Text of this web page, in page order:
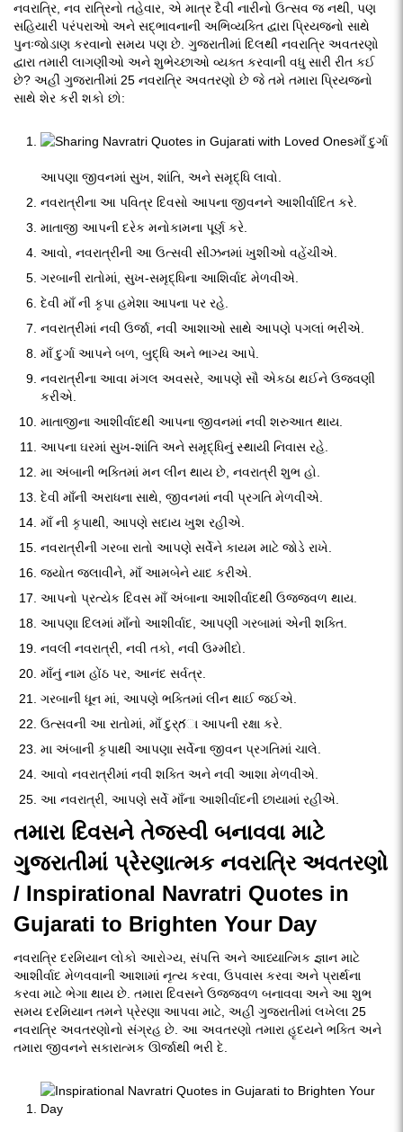
નવરાત્રિ, નવ રાત્રિનો તહેવાર, એ માત્ર દૈવી નારીનો ઉત્સવ જ નથી, પણ
સહિયારી પરંપરાઓ અને સદ્ભાવનાની અભિવ્યક્તિ દ્વારા પ્રિયજનો સાથે
પુનઃજોડાણ કરવાનો સમય પણ છે. ગુજરાતીમાં દિલથી નવરાત્રિ અવતરણો
દ્વારા તમારી લાગણીઓ અને શુભેચ્છાઓ વ્યક્ત કરવાની વધુ સારી રીત કઈ
છે? અહીં ગુજરાતીમાં 25 નવરાત્રિ અવતરણો છે જે તમે તમારા પ્રિયજનો
સાથે શેર કરી શકો છો:
માઁ દુર્ગા
આપણા જીવનમાં સુખ, શાંતિ, અને સમૃદ્ધિ લાવો.
નવરાત્રીના આ પવિત્ર દિવસો આપના જીવનને આશીર્વાદિત કરે.
માતાજી આપની દરેક મનોકામના પૂર્ણ કરે.
આવો, નવરાત્રીની આ ઉત્સવી સીઝનમાં ખુશીઓ વહેંચીએ.
ગરબાની રાતોમાં, સુખ-સમૃદ્ધિના આશિર્વાદ મેળવીએ.
દેવી માઁ ની કૃપા હમેશા આપના પર રહે.
નવરાત્રીમાં નવી ઉર્જા, નવી આશાઓ સાથે આપણે પગલાં ભરીએ.
માઁ દુર્ગા આપને બળ, બુદ્ધિ અને ભાગ્ય આપે.
નવરાત્રીના આવા મંગલ અવસરે, આપણે સૌ એકઠા થઈને ઉજવણી
કરીએ.
માતાજીના આશીર્વાદથી આપના જીવનમાં નવી શરુઆત થાય.
આપના ઘરમાં સુખ-શાંતિ અને સમૃદ્ધિનું સ્થાયી નિવાસ રહે.
મા અંબાની ભક્તિમાં મન લીન થાય છે, નવરાત્રી શુભ હો.
દેવી માઁની અરાધના સાથે, જીવનમાં નવી પ્રગતિ મેળવીએ.
માઁ ની કૃપાથી, આપણે સદાય ખુશ રહીએ.
નવરાત્રીની ગરબા રાતો આપણે સર્વેને કાયમ માટે જોડે રાખે.
જ્યોત જલાવીને, માઁ આમબેને યાદ કરીએ.
આપનો પ્રત્યેક દિવસ માઁ અંબાના આશીર્વાદથી ઉજ્જવળ થાય.
આપણા દિલમાં માઁનો આશીર્વાદ, આપણી ગરબામાં એની શક્તિ.
નવલી નવરાત્રી, નવી તકો, નવી ઉમ્મીદો.
માઁનું નામ હોંઠ પર, આનંદ સર્વત્ર.
ગરબાની ધૂન માં, આપણે ભક્તિમાં લીન થાઈ જઈએ.
ઉત્સવની આ રાતોમાં, માઁ દુર્గા આપની રક્ષા કરે.
મા અંબાની કૃપાથી આપણા સર્વેના જીવન પ્રગતિમાં ચાલે.
આવો નવરાત્રીમાં નવી શક્તિ અને નવી આશા મેળવીએ.
આ નવરાત્રી, આપણે સર્વે માઁના આશીર્વાદની છાયામાં રહીએ.
તમારા દિવસને તેજસ્વી બનાવવા માટે
ગુજરાતીમાં પ્રેરણાત્મક નવરાત્રિ અવતરણો
/ Inspirational Navratri Quotes in
Gujarati to Brighten Your Day
નવરાત્રિ દરમિયાન લોકો આરોગ્ય, સંપત્તિ અને આધ્યાત્મિક જ્ઞાન માટે
આશીર્વાદ મેળવવાની આશામાં નૃત્ય કરવા, ઉપવાસ કરવા અને પ્રાર્થના
કરવા માટે ભેગા થાય છે. તમારા દિવસને ઉજ્જવળ બનાવવા અને આ શુભ
સમય દરમિયાન તમને પ્રેરણા આપવા માટે, અહીં ગુજરાતીમાં લખેલા 25
નવરાત્રિ અવતરણોનો સંગ્રહ છે. આ અવતરણો તમારા હૃદયને ભક્તિ અને
તમારા જીવનને સકારાત્મક ઊર્જાથી ભરી દે.